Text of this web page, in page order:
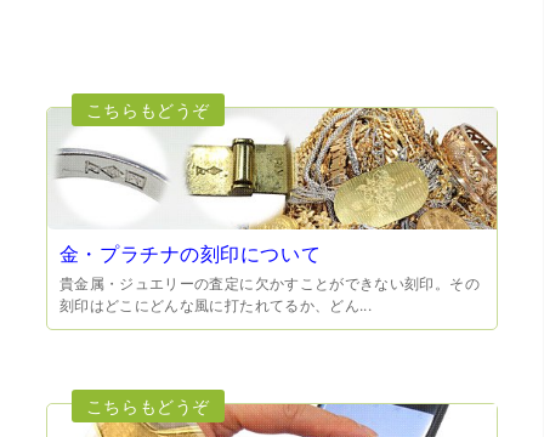
（大阪府大阪市）とても宝石に詳しく、また中古市場の仕
組みもお教えいただけ嬉しかったです。鑑別も素早く驚き
ました。宜しくお願いいたします。(楽器等、様々なジャン
ルに詳しいの流石の一言に尽きます)
金・プラチナの刻印について
貴金属・ジュエリーの査定に欠かすことができない刻印。その
刻印はどこにどんな風に打たれてるか、どん...